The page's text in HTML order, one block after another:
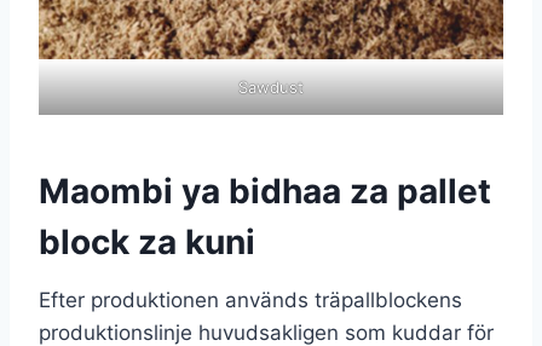
Sawdust
Maombi ya bidhaa za pallet
block za kuni
Efter produktionen används träpallblockens
produktionslinje huvudsakligen som kuddar för